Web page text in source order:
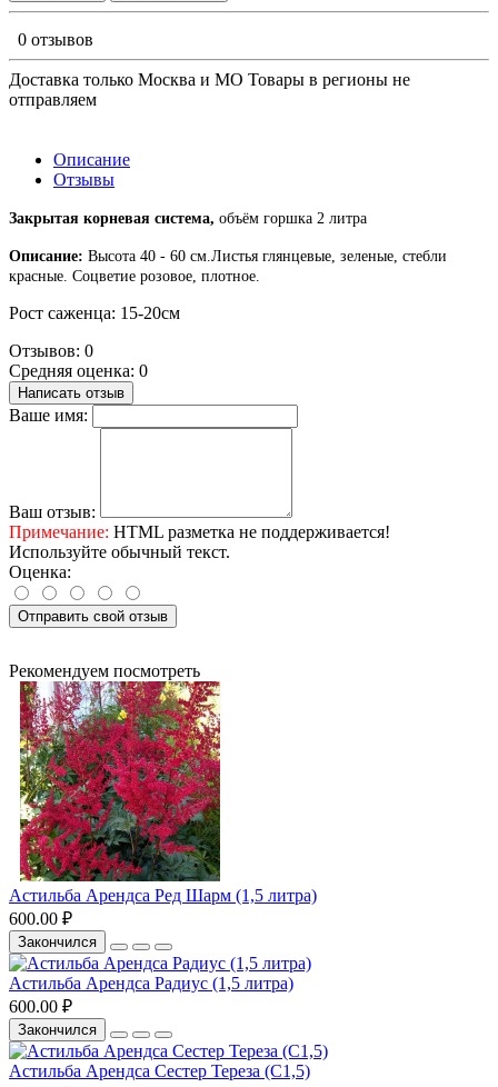
0 отзывов
Доставка только Москва и МО Товары в регионы не
отправляем
Описание
Отзывы
Закрытая корневая система, объём горшка 2 литра
Описание: Высота 40 - 60 см.Листья глянцевые, зеленые, стебли
красные. Соцветие розовое, плотное.
Рост саженца: 15-20см
Отзывов: 0
Средняя оценка: 0
Написать отзыв
Ваше имя:
Ваш отзыв:
Примечание: HTML разметка не поддерживается!
Используйте обычный текст.
Оценка:
Отправить свой отзыв
Рекомендуем посмотреть
Астильба Арендса Ред Шарм (1,5 литра)
600.00 ₽
Закончился
Астильба Арендса Радиус (1,5 литра)
600.00 ₽
Закончился
Астильба Арендса Сестер Тереза (С1,5)